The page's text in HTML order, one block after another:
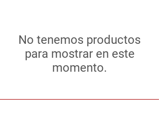
No tenemos productos
para mostrar en este
momento.